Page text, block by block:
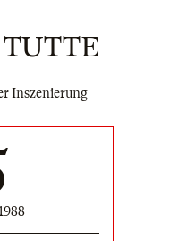
Inszenierung